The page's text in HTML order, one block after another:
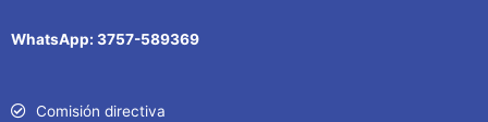
WhatsApp: 3757-589369
Comisión directiva